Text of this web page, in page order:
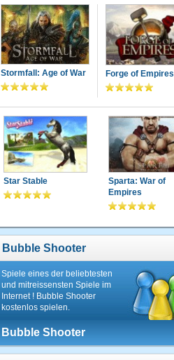
Stormfall: Age of War Forge of Empires
Star Stable
Sparta: War of
Empires
Bubble Shooter
Spiele eines der beliebtesten
und mitreissensten Spiele im
Internet ! Bubble Shooter
kostenlos spielen.
Bubble Shooter